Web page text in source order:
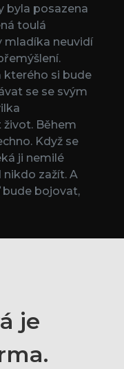
byla posazena
toulá
mladíka neuvidí
kterého si bude
se se svým
Během
Když se
ji nemilé
zažít. A
bude bojovat,
je